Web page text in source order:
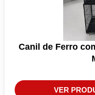
Canil de Ferro
VER